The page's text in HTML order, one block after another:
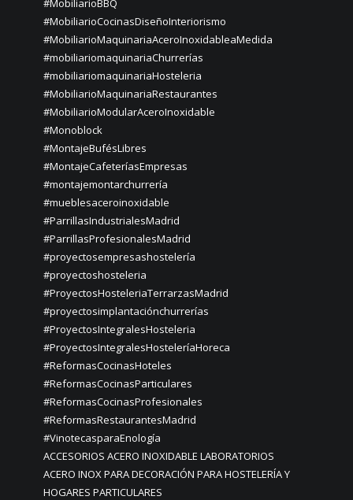
#MobiliarioBBQ
#MobiliarioCocinasDiseñoInteriorismo
#MobiliarioMaquinariaAceroInoxidableaMedida
#mobiliariomaquinariaChurrerías
#mobiliariomaquinariaHosteleria
#MobiliarioMaquinariaRestaurantes
#MobiliarioModularAceroInoxidable
#Monoblock
#MontajeBufésLibres
#MontajeCafeteríasEmpresas
#montajemontarchurrería
#mueblesaceroinoxidable
#ParrillasIndustrialesMadrid
#ParrillasProfesionalesMadrid
#proyectosempresashostelería
#proyectoshosteleria
#ProyectosHosteleriaTerrarzasMadrid
#proyectosimplantaciónchurrerías
#ProyectosIntegralesHosteleria
#ProyectosIntegralesHosteleríaHoreca
#ReformasCocinasHoteles
#ReformasCocinasParticulares
#ReformasCocinasProfesionales
#ReformasRestaurantesMadrid
#VinotecasparaEnología
ACCESORIOS ACERO INOXIDABLE LABORATORIOS
ACERO INOX PARA DECORACIÓN PARA HOSTELERÍA Y
HOGARES PARTICULARES